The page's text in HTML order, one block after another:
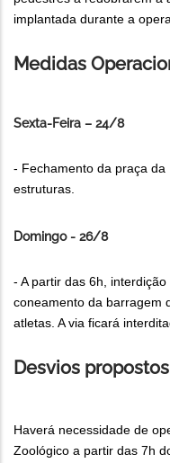
implantada durante a
Medidas
Sexta-Feira – 24/8
- Fechamento da praça
estruturas.
Domingo - 26/8
- A partir das 6h,
coneamento da barragem
atletas. A via ficará
Desvios propostos
Haverá necessidade de
Zoológico a partir das 7h